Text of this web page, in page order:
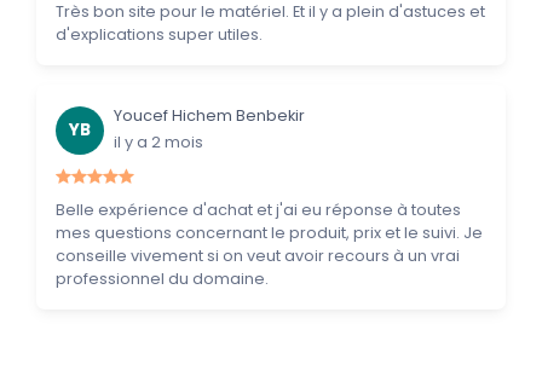
Très bon site pour le matériel. Et il y a plein d'astuces et
d'explications super utiles.
YB
Youcef Hichem Benbekir
il y a 2 mois
Belle expérience d'achat et j'ai eu réponse à toutes
mes questions concernant le produit, prix et le suivi. Je
conseille vivement si on veut avoir recours à un vrai
professionnel du domaine.